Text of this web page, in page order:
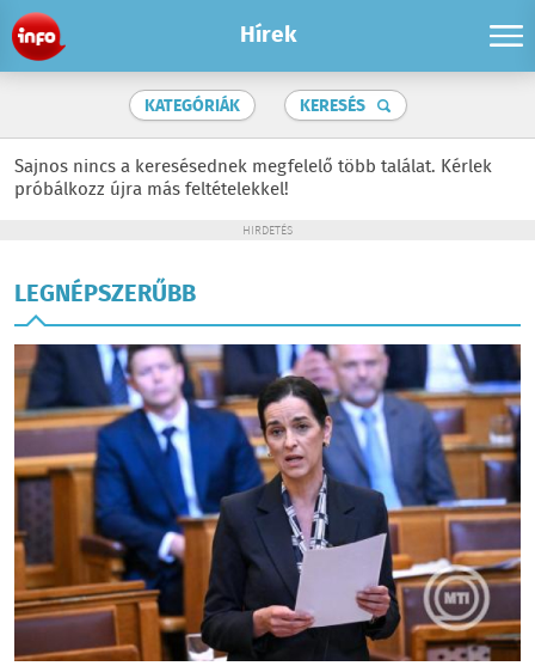
Hírek
KATEGÓRIÁK KERESÉS
Sajnos nincs a keresésednek megfelelő több találat. Kérlek
próbálkozz újra más feltételekkel!
HIRDETÉS
LEGNÉPSZERŰBB